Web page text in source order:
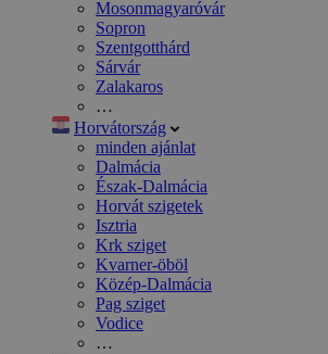
Mosonmagyaróvár
Sopron
Szentgotthárd
Sárvár
Zalakaros
…
Horvátország
minden ajánlat
Dalmácia
Észak-Dalmácia
Horvát szigetek
Isztria
Krk sziget
Kvarner-öböl
Közép-Dalmácia
Pag sziget
Vodice
…